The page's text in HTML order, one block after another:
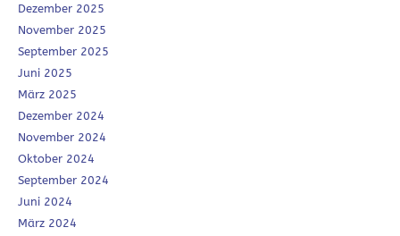
Dezember 2025
November 2025
September 2025
Juni 2025
März 2025
Dezember 2024
November 2024
Oktober 2024
September 2024
Juni 2024
März 2024